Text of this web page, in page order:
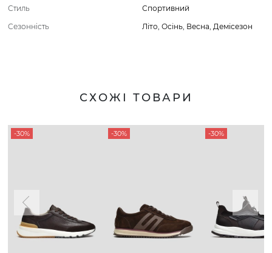
Стиль
Спортивний
Сезонність
Літо, Осінь, Весна, Демісезон
СХОЖІ ТОВАРИ
-30% -30% -30%